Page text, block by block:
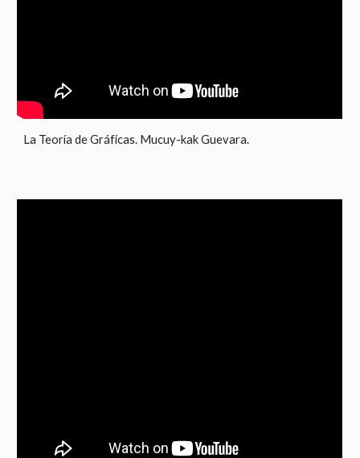
La Teoría de Gráficas. Mucuy-kak Guevara.